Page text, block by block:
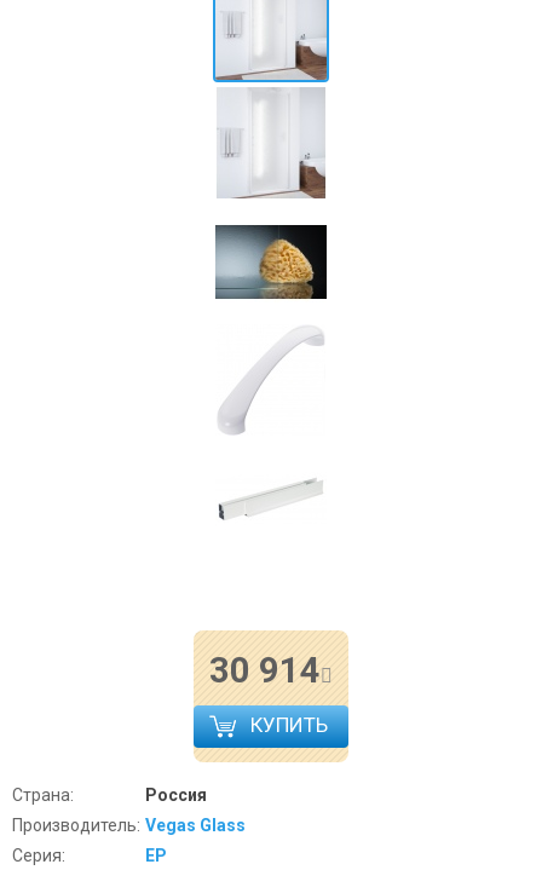
30 914
КУПИТЬ
Страна:
Россия
Производитель: Vegas Glass
Серия:
EP